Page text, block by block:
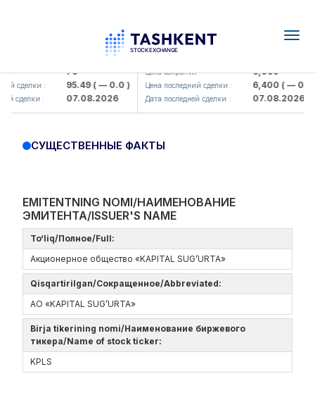
: 79
сделки : 95.49( — 0.0 )
сделки : 07.08.2026
UZMK (<O'zmetkombinat> AJ)
Цена закрытия : 6,099
Цена последний сделки : 6,400( — 0.0 )
Дата последней сделки : 07.08.2026
СУЩЕСТВЕННЫЕ ФАКТЫ
EMITENTNING NOMI/НАИМЕНОВАНИЕ
ЭМИТЕНТА/ISSUER'S NAME
To‘liq/Полное/Full:
Акционерное общество «KAPITAL SUG’URTA»
Qisqartirilgan/Сокращенное/Abbreviated:
АО «KAPITAL SUG’URTA»
Birja tikerining nomi/Наименование биржевого
тикера/Name of stock ticker:
KPLS